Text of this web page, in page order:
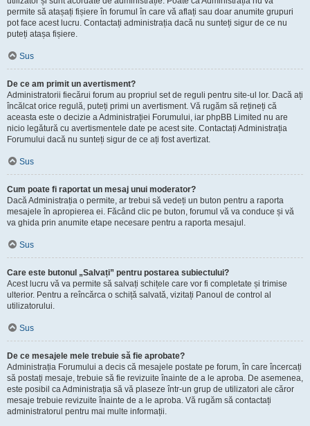
permite să atașați fișiere în forumul în care vă aflați sau doar anumite grupuri
pot face acest lucru. Contactați administrația dacă nu sunteți sigur de ce nu
puteți atașa fișiere.
Sus
De ce am primit un avertisment?
Administratorii fiecărui forum au propriul set de reguli pentru site-ul lor. Dacă ați
încălcat orice regulă, puteți primi un avertisment. Vă rugăm să rețineți că
aceasta este o decizie a Administrației Forumului, iar phpBB Limited nu are
nicio legătură cu avertismentele date pe acest site. Contactați Administrația
Forumului dacă nu sunteți sigur de ce ați fost avertizat.
Sus
Cum poate fi raportat un mesaj unui moderator?
Dacă Administrația o permite, ar trebui să vedeți un buton pentru a raporta
mesajele în apropierea ei. Făcând clic pe buton, forumul vă va conduce și vă
va ghida prin anumite etape necesare pentru a raporta mesajul.
Sus
Care este butonul „Salvați” pentru postarea subiectului?
Acest lucru vă va permite să salvați schițele care vor fi completate și trimise
ulterior. Pentru a reîncărca o schiță salvată, vizitați Panoul de control al
utilizatorului.
Sus
De ce mesajele mele trebuie să fie aprobate?
Administrația Forumului a decis că mesajele postate pe forum, în care încercați
să postați mesaje, trebuie să fie revizuite înainte de a le aproba. De asemenea,
este posibil ca Administrația să vă plaseze într-un grup de utilizatori ale căror
mesaje trebuie revizuite înainte de a le aproba. Vă rugăm să contactați
administratorul pentru mai multe informații.